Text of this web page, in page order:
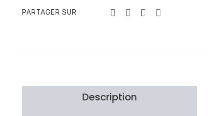
PARTAGER SUR
Description